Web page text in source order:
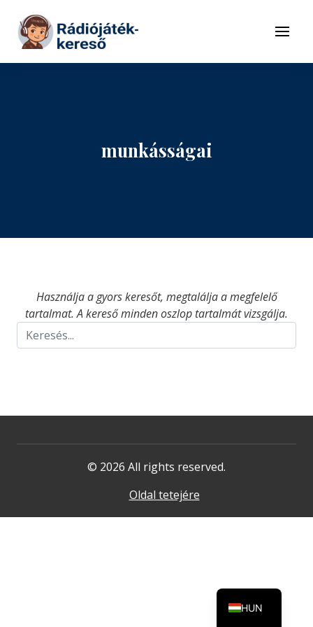
Tovább a tartalomhoz
Menü
munkásságai
Használja a gyors keresőt, megtalálja a megfelelő
tartalmat. A kereső minden oszlop tartalmát vizsgálja.
© 2026 All rights reserved.
Oldal tetejére
HUN